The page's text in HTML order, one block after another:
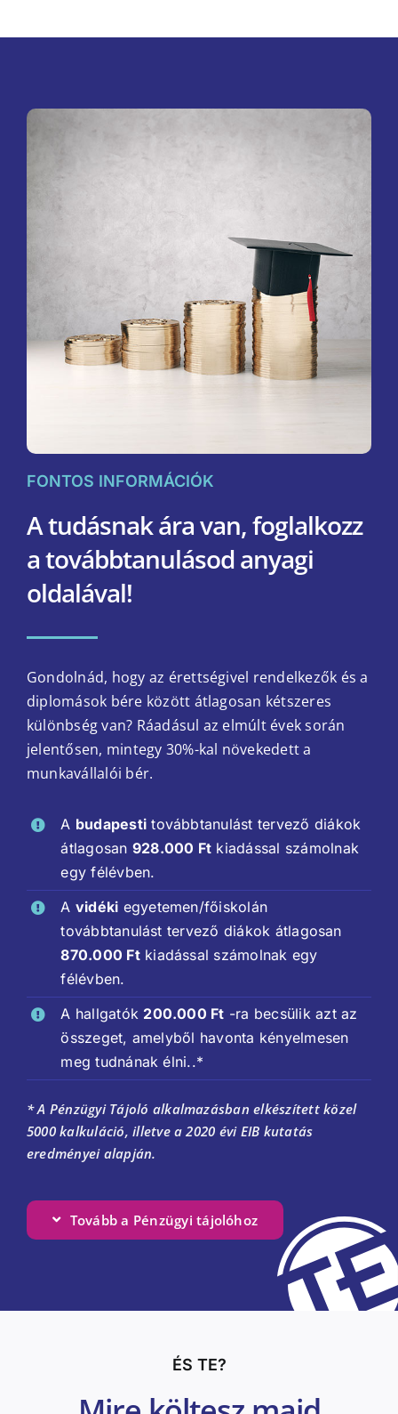
FONTOS INFORMÁCIÓK
A tudásnak ára van, foglalkozz
a továbbtanulásod anyagi
oldalával!
Gondolnád, hogy az érettségivel rendelkezők és a
diplomások bére között átlagosan kétszeres
különbség van? Ráadásul az elmúlt évek során
jelentősen, mintegy 30%-kal növekedett a
munkavállalói bér.
A budapesti továbbtanulást tervező diákok
átlagosan 928.000 Ft kiadással számolnak
egy félévben.
A vidéki egyetemen/főiskolán
továbbtanulást tervező diákok átlagosan
870.000 Ftkiadással számolnak egy
félévben.
A hallgatók 200.000 Ft -ra becsülik azt az
összeget, amelyből havonta kényelmesen
meg tudnának élni..*
* A Pénzügyi Tájoló alkalmazásban elkészített közel
5000 kalkuláció, illetve a 2020 évi EIB kutatás
eredményei alapján.
Tovább a Pénzügyi tájolóhoz
ÉS TE?